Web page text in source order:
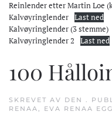
Reinlender etter Martin Loe
Kalvøyringlender Last ned
Kalvøyringlender (3 stemme)
Kalvøyringlender 2
Last ned
100
SKREVET AV DEN .
RENAA, EVA RENAA